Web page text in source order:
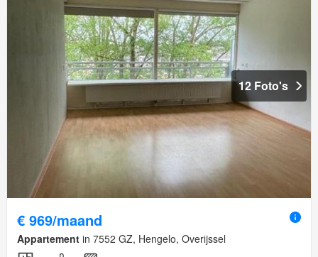
12 Foto's
€ 969/maand
Appartement in 7552 GZ, Hengelo, Overijssel